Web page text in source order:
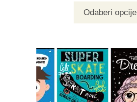
Odaberi opcije